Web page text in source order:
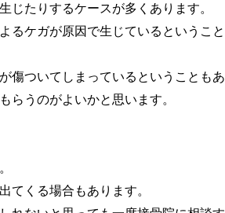
たりするケースが多くあります。
るケガが原因で生じているということ
傷ついてしまっているということもあ
らうのがよいかと思います。
くる場合もあります。